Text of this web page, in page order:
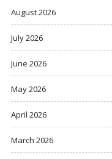
August 2026
July 2026
June 2026
May 2026
April 2026
March 2026